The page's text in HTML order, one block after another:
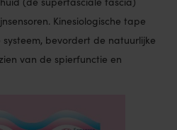
Kinesiologische tape
bevordert de natuurlijke
van de spierfunctie en